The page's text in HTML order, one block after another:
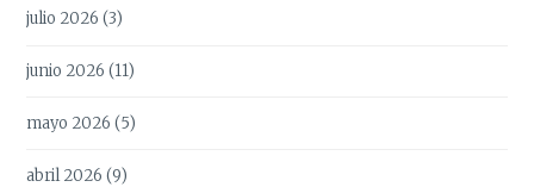
julio 2026 (3)
junio 2026 (11)
mayo 2026 (5)
abril 2026 (9)